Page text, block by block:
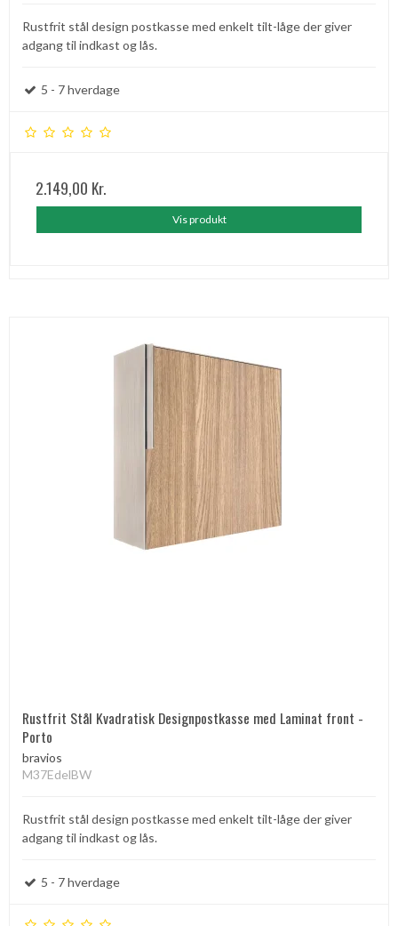
Rustfrit stål design postkasse med enkelt tilt-låge der giver
adgang til indkast og lås.
5 - 7 hverdage
2.149,00 Kr.
Vis produkt
Rustfrit Stål Kvadratisk Designpostkasse med Laminat front -
Porto
bravios
M37EdelBW
Rustfrit stål design postkasse med enkelt tilt-låge der giver
adgang til indkast og lås.
5 - 7 hverdage